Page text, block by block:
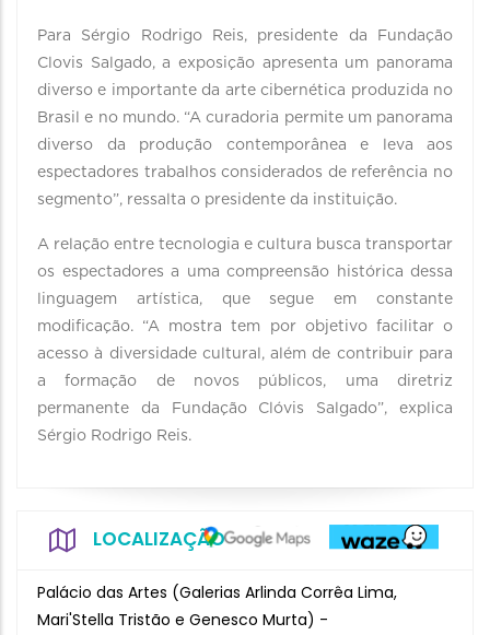
Para Sérgio Rodrigo Reis, presidente da Fundação
Clovis Salgado, a exposição apresenta um panorama
diverso e importante da arte cibernética produzida no
Brasil e no mundo. “A curadoria permite um panorama
diverso da produção contemporânea e leva aos
espectadores trabalhos considerados de referência no
segmento”, ressalta o presidente da instituição.
A relação entre tecnologia e cultura busca transportar
os espectadores a uma compreensão histórica dessa
linguagem artística, que segue em constante
modificação. “A mostra tem por objetivo facilitar o
acesso à diversidade cultural, além de contribuir para
a formação de novos públicos, uma diretriz
permanente da Fundação Clóvis Salgado”, explica
Sérgio Rodrigo Reis.
LOCALIZAÇÃO
Palácio das Artes (Galerias Arlinda Corrêa Lima,
Mari'Stella Tristão e Genesco Murta) -